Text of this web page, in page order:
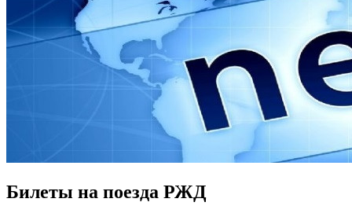
Билеты на поезда РЖД